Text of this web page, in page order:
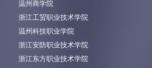
温州商学院
浙江工贸职业技术学院
温州科技职业学院
浙江安防职业技术学院
浙江东方职业技术学院